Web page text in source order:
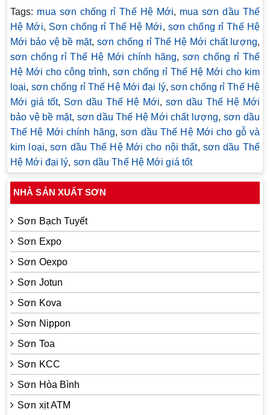
Tags: mua sơn chống rỉ Thế Hệ Mới, mua sơn dầu Thế
Hệ Mới, Sơn chống rỉ Thế Hệ Mới, sơn chống rỉ Thế Hệ
Mới bảo vệ bề mặt, sơn chống rỉ Thế Hệ Mới chất lượng,
sơn chống rỉ Thế Hệ Mới chính hãng,sơn chống rỉ Thế
Hệ Mới cho công trình,sơn chống rỉ Thế Hệ Mới cho kim
loại, sơn chống rỉ Thế Hệ Mới đại lý,sơn chống rỉ Thế Hệ
Mới giá tốt, Sơn dầu Thế Hệ Mới, sơn dầu Thế Hệ Mới
bảo vệ bề mặt, sơn dầu Thế Hệ Mới chất lượng, sơn dầu
Thế Hệ Mới chính hãng,sơn dầu Thế Hệ Mới cho gỗ và
kim loại,sơn dầu Thế Hệ Mới cho nội thất, sơn dầu Thế
Hệ Mới đại lý, sơn dầu Thế Hệ Mới giá tốt
NHÀ SẢN XUẤT SƠN
Sơn Bạch Tuyết
Sơn Expo
Sơn Oexpo
Sơn Jotun
Sơn Kova
Sơn Nippon
Sơn Toa
Sơn KCC
Sơn Hòa Bình
Sơn xịt ATM